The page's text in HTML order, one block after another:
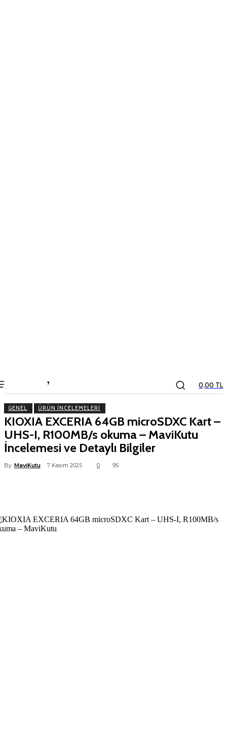
0,00 TL
GENEL ÜRÜN İNCELEMELERI
KIOXIA EXCERIA 64GB microSDXC Kart –
UHS-I, R100MB/s okuma – MaviKutu
İncelemesi ve Detaylı Bilgiler
By MaviKutu 7 Kasım 2025 0 95